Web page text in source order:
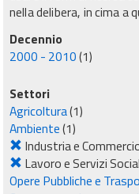
nella delibera, in cima a
Decennio
2000 - 2010(1)
Settori
Agricoltura(1)
Ambiente(1)
Industria e
Lavoro e Servizi
Opere Pubbliche e